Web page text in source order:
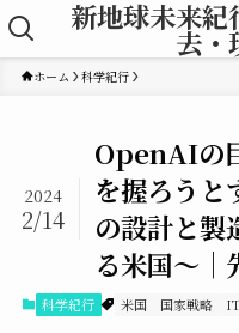
新地球未来
去・
ホーム 科学紀行
OpenAIの
を握ろうと
の設計と製
る米国〜｜
2024
2/14
科学紀行 米国 国家戦略 IT